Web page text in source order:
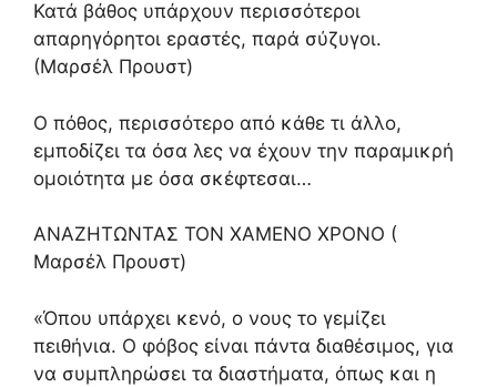
Κατά βάθος υπάρχουν περισσότεροι
απαρηγόρητοι εραστές, παρά σύζυγοι.
(Μαρσέλ Προυστ)
Ο πόθος, περισσότερο από κάθε τι άλλο,
εμποδίζει τα όσα λες να έχουν την παραμικρή
ομοιότητα με όσα σκέφτεσαι…
ΑΝΑΖΗΤΩΝΤΑΣ ΤΟΝ ΧΑΜΕΝΟ ΧΡΟΝΟ (
Μαρσέλ Προυστ)
«Όπου υπάρχει κενό, ο νους το γεμίζει
πειθήνια. Ο φόβος είναι πάντα διαθέσιμος, για
να συμπληρώσει τα διαστήματα, όπως και η